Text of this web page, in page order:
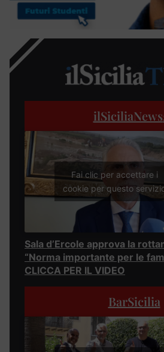
ilSiciliaNews
Fai clic per accettare i
cookie per questo
Sala d’Ercole approva la
“Norma importante per le
CLICCA PER IL VIDEO
BarSicilia